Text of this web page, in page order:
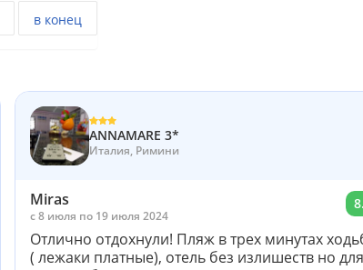
в конец
ANNAMARE 3*
Италия, Римини
Miras
c 8 июля по 19 июля 2024
Отлично отдохнули! Пляж в трех минутах
( лежаки платные), отель без излишеств но для